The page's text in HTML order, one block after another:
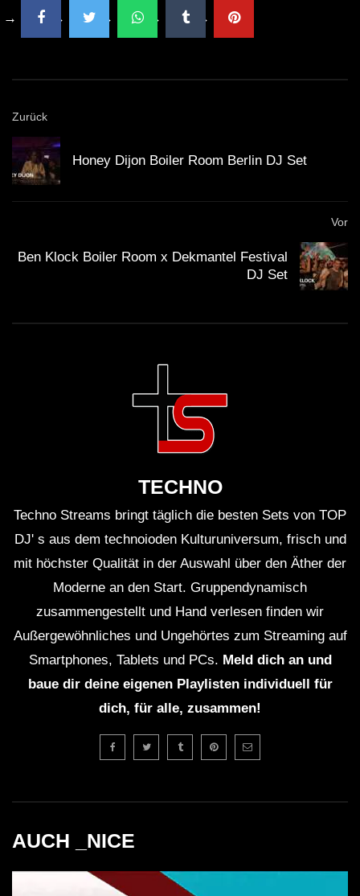
Zurück
Honey Dijon Boiler Room Berlin DJ Set
Vor
Ben Klock Boiler Room x Dekmantel Festival
DJ Set
TECHNO
Techno Streams bringt täglich die besten Sets von TOP
DJ' s aus dem technoioden Kulturuniversum, frisch und
mit höchster Qualität in der Auswahl über den Äther der
Moderne an den Start. Gruppendynamisch
zusammengestellt und Hand verlesen finden wir
Außergewöhnliches und Ungehörtes zum Streaming auf
Smartphones, Tablets und PCs. Meld dich an und
baue dir deine eigenen Playlisten individuell für
dich, für alle, zusammen!
AUCH _NICE